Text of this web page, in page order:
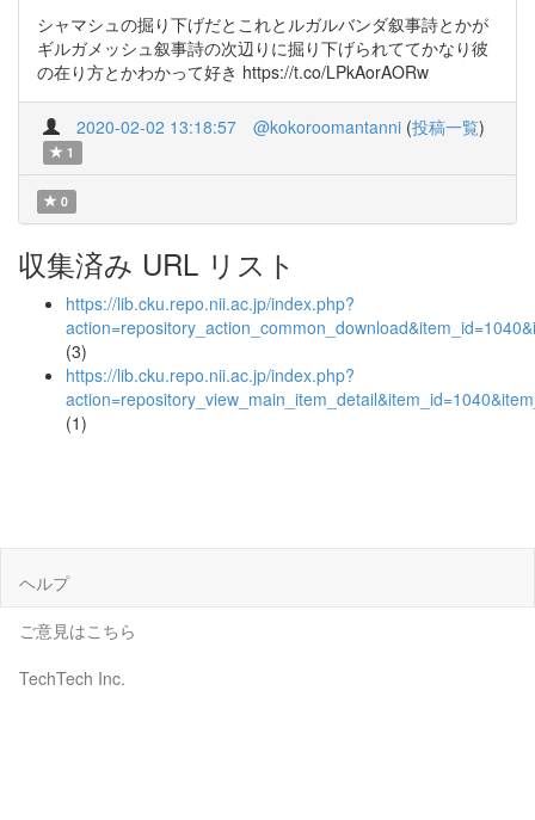
シャマシュの掘り下げだとこれとルガルバンダ叙事詩とかが
ギルガメッシュ叙事詩の次辺りに掘り下げられててかなり彼
の在り方とかわかって好き https://t.co/LPkAorAORw
2020-02-02 13:18:57 @kokoroomantanni (投稿一覧)
1
0
収集済み URL リスト
https://lib.cku.repo.nii.ac.jp/index.php?
(3)
https://lib.cku.repo.nii.ac.jp/index.php?
(1)
ヘルプ
ご意見はこちら
TechTech Inc.